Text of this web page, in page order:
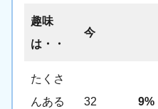
趣味
は・・
今
たくさ
んある
32 9%